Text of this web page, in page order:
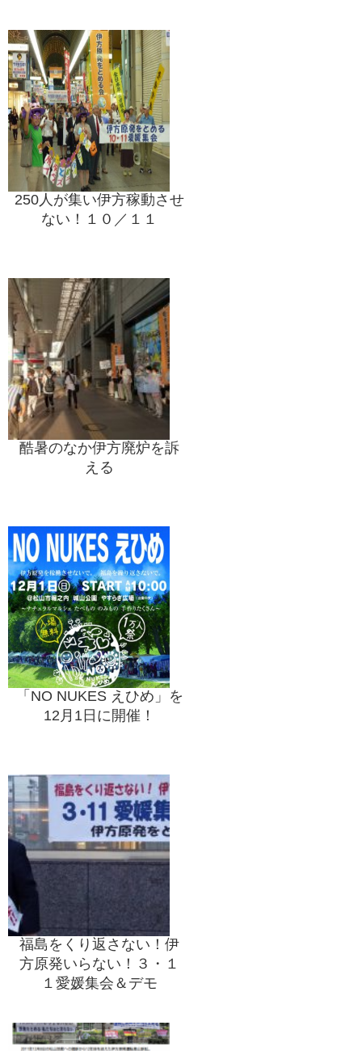
250人が集い伊方稼動させ
ない！１０／１１
酷暑のなか伊方廃炉を訴
える
「NO NUKES えひめ」を
12月1日に開催！
福島をくり返さない！伊
方原発いらない！３・１
１愛媛集会＆デモ